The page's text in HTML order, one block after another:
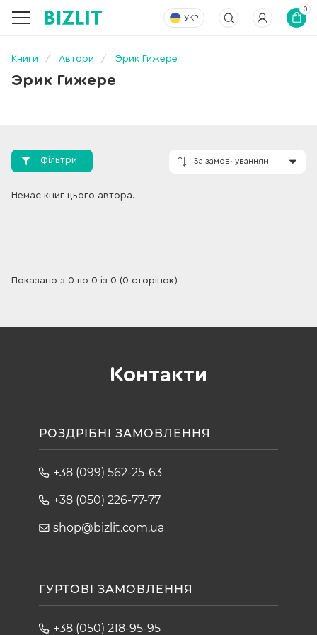
УКР
0
Книги Автори Эрик Гижере
Эрик Гижере
Фільтри
Немає книг цього автора.
Показано з 0 по 0 із 0 (0 сторінок)
Контакти
РОЗДРІБНІ ЗАМОВЛЕННЯ
+38 (099) 562-25-63
+38 (050) 226-77-77
shop@bizlit.com.ua
ГУРТОВІ ЗАМОВЛЕННЯ
+38 (050) 218-95-95